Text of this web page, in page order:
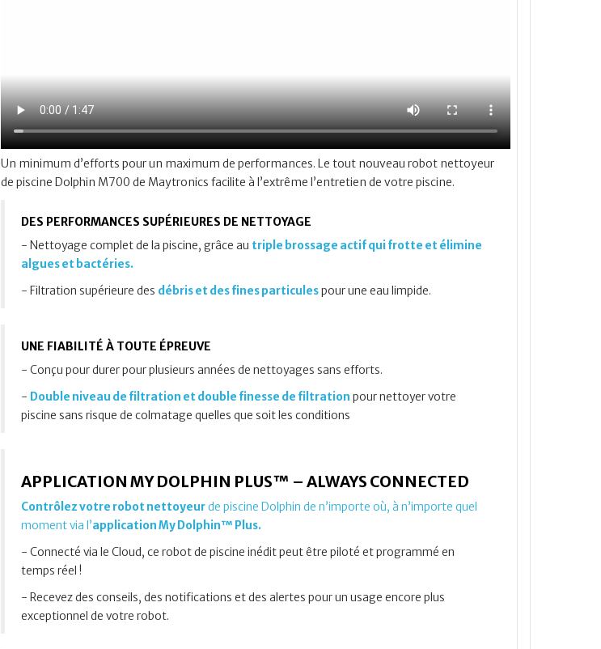
Un minimum d’efforts pour un maximum de performances. Le tout nouveau robot nettoyeur
de piscine Dolphin M700 de Maytronics facilite à l’extrême l’entretien de votre piscine.
DES PERFORMANCES SUPÉRIEURES DE NETTOYAGE
- Nettoyage complet de la piscine, grâce au triple brossage actif qui frotte et élimine
algues et bactéries.
- Filtration supérieure des débris et des fines particulespour une eau limpide.
UNE FIABILITÉ À TOUTE ÉPREUVE
- Conçu pour durer pour plusieurs années de nettoyages sans efforts.
- Double niveau de filtration et double finesse de filtration pour nettoyer votre
piscine sans risque de colmatage quelles que soit les conditions
APPLICATION MY DOLPHIN PLUS™ – ALWAYS CONNECTED
Contrôlez votre robot nettoyeurde piscine Dolphin de n’importe où, à n’importe quel
moment via l’application My Dolphin™ Plus.
- Connecté via le Cloud, ce robot de piscine inédit peut être piloté et programmé en
temps réel !
- Recevez des conseils, des notifications et des alertes pour un usage encore plus
exceptionnel de votre robot.